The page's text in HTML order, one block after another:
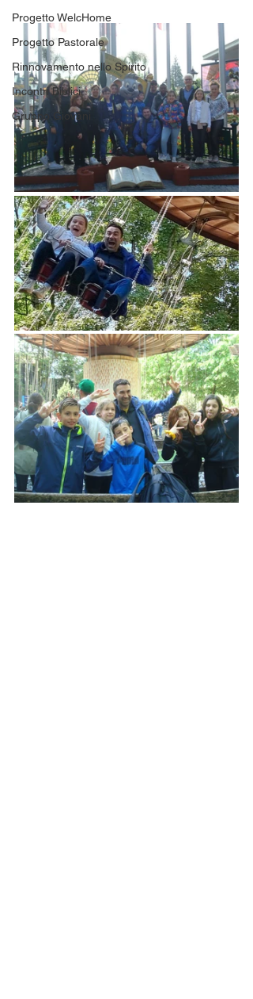
Progetto WelcHome
Progetto Pastorale
Rinnovamento nello Spirito
Incontri Biblici
Gruppo Giovani